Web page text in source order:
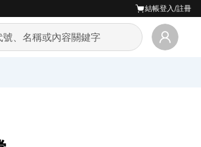
結帳登入/註冊